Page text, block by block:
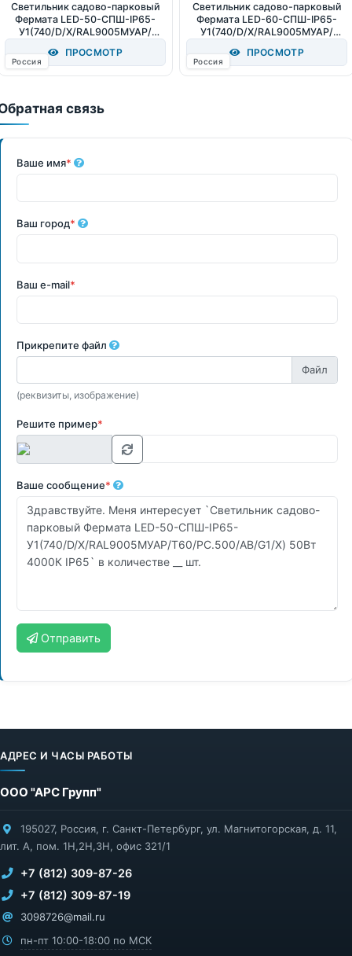
Светильник садово-парковый
Фермата LED-50-СПШ-IP65-
У1(740/D/X/RAL9005МУАР/
4000К IP65
ПРОСМОТР
Россия
Светильник садово-парковый
Фермата LED-60-СПШ-IP65-
У1(740/D/X/RAL9005МУАР/
6400Лм 4000К IP65
ПРОСМОТР
Россия
связь
Ваше имя*
Ваш город*
Ваш e-mail*
Прикрепите файл
(реквизиты, изображение)
Решите пример*
Ваше сообщение*
Отправить
АДРЕС И ЧАСЫ РАБОТЫ
ООО "АРС Групп"
195027, Россия, г. Санкт-Петербург, ул. Магнитогорская, д. 11,
лит. А, пом. 1Н,2Н,3Н, офис 321/1
+7 (812) 309-87-26
+7 (812) 309-87-19
3098726@mail.ru
пн-пт 10:00-18:00 по МСК